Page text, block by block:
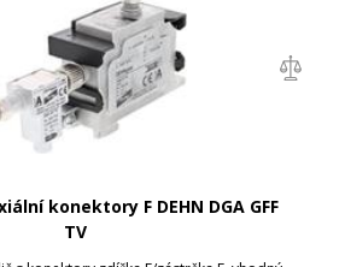
konektory F DEHN DGA GFF
TV